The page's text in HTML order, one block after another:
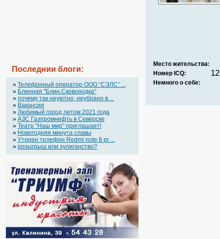
Последнии блоги:
» Телефонный оператор OOO “СЭЛС” ...
» Блинная "Блин.Сковородка"
» почему так неуютно, неубрано в ...
» Вакансия
» Любимый город летом 2021 года
» АЗС Газпромнефть в Северске
» Театр "Наш мир" приглашает!
» Новогодняя минута славы
» Утерен телефон Redmi note 8 pr ...
» розыгрыш или хулиганство?
Место жительства:
Номер ICQ:
Немного о себе: